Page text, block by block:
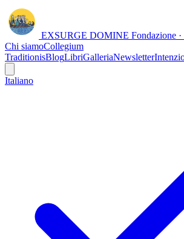
EXSURGE DOMINE Fondazione
Chi siamoCollegium
TraditionisBlogLibriGalleriaNewsletter
Italiano